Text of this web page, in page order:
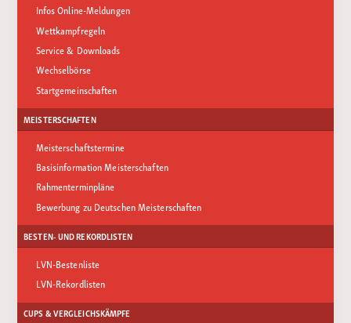
Infos Online-Meldungen
Wettkampfregeln
Service & Downloads
Wechselbörse
Startgemeinschaften
MEISTERSCHAFTEN
Meisterschaftstermine
Basisinformation Meisterschaften
Rahmenterminpläne
Bewerbung zu Deutschen Meisterschaften
BESTEN- UND REKORDLISTEN
LVN-Bestenliste
LVN-Rekordlisten
CUPS & VERGLEICHSKÄMPFE